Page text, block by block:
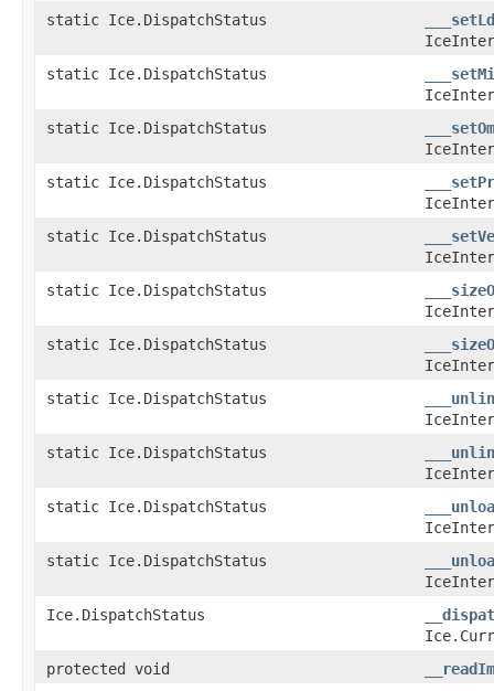
static Ice.DispatchStatus
static Ice.DispatchStatus
static Ice.DispatchStatus
static Ice.DispatchStatus
static Ice.DispatchStatus
static Ice.DispatchStatus
static Ice.DispatchStatus
static Ice.DispatchStatus
static Ice.DispatchStatus
static Ice.DispatchStatus
static Ice.DispatchStatus
Ice.DispatchStatus
protected void